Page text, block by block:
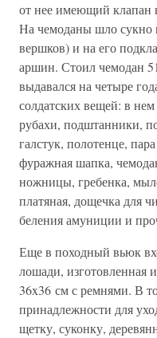
от нее имеющий клапан
На чемоданы шло сукно
вершков) и на его
аршин. Стоил чемодан
выдавался на четыре
солдатских вещей: в
рубахи, подштанники,
галстук, полотенце,
фуражная шапка,
ножницы, гребенка,
платяная, дощечка для
беления амуниции и
Еще в походный вьюк
лошади, изготовленная
36x36 см с ремнями. В
принадлежности для
щетку, суконку,